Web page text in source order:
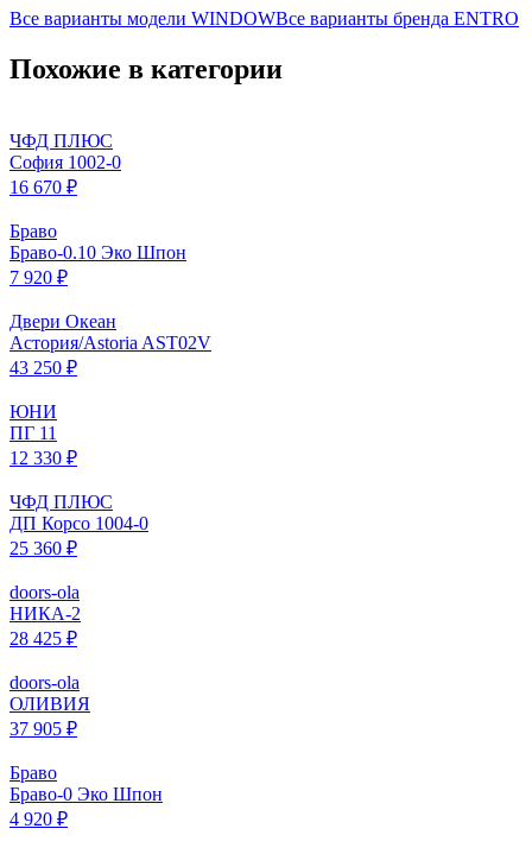
Все варианты модели WINDOWВсе варианты бренда ENTRO
Похожие в категории
ЧФД ПЛЮС
София 1002-0
16 670 ₽
Браво
Браво-0.10 Эко Шпон
7 920 ₽
Двери Океан
Астория/Astoria AST02V
43 250 ₽
ЮНИ
ПГ 11
12 330 ₽
ЧФД ПЛЮС
ДП Корсо 1004-0
25 360 ₽
doors-ola
НИКА-2
28 425 ₽
doors-ola
ОЛИВИЯ
37 905 ₽
Браво
Браво-0 Эко Шпон
4 920 ₽